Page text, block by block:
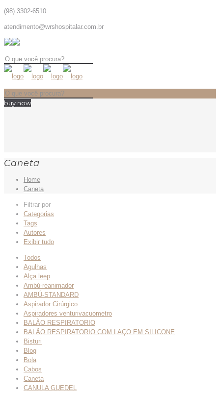
(98) 3302-6510
atendimento@wrshospitalar.com.br
buy now
Caneta
Home
Caneta
Filtrar por
Categorias
Tags
Autores
Exibir tudo
Todos
Agulhas
Alça leep
Ambú-reanimador
AMBÚ-STANDARD
Aspirador Cirúrgico
Aspiradores venturivacuometro
BALÃO RESPIRATORIO
BALÃO RESPIRATORIO COM LAÇO EM SILICONE
Bisturi
Blog
Bola
Cabos
Caneta
CANULA GUEDEL